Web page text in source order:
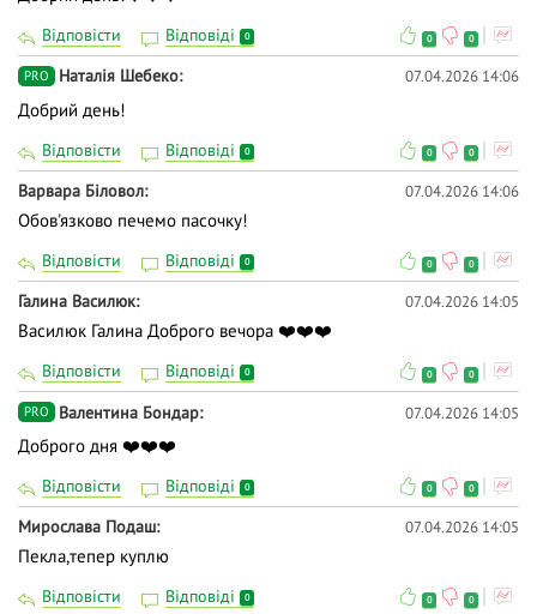
Відповісти Відповіді 0 0 0
PRO Наталія Шебеко 07.04.2026 14:06
Добрий день!
Відповісти Відповіді 0 0 0
Варвара Біловол 07.04.2026 14:06
Обов'язково печемо пасочку!
Відповісти Відповіді 0 0 0
Галина Василюк 07.04.2026 14:05
Василюк Галина Доброго вечора ❤️❤️❤️
Відповісти Відповіді 0 0 0
PRO Валентина Бондар 07.04.2026 14:05
Доброго дня ❤️❤️❤️
Відповісти Відповіді 0 0 0
Мирослава Подаш 07.04.2026 14:05
Пекла,тепер куплю
Відповісти Відповіді 0 0 0